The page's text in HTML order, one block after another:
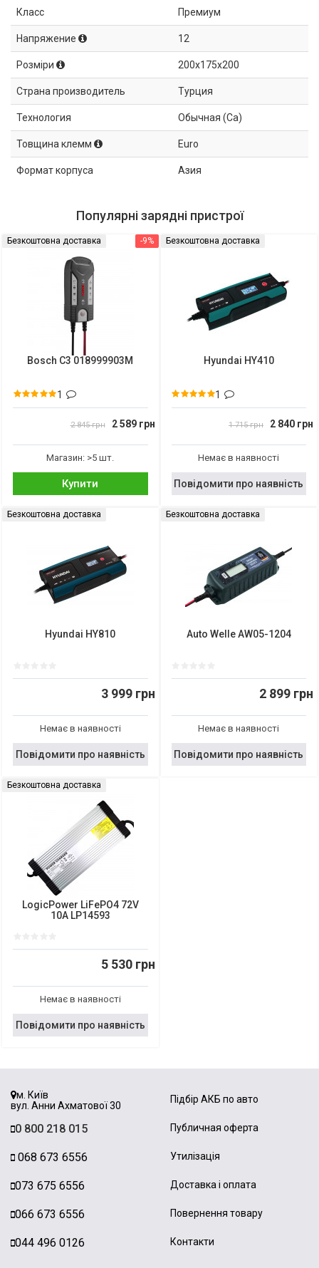
Класс Премиум
Напряжение 12
Розміри 200x175x200
Страна производитель Турция
Технология Обычная (Ca)
Товщина клемм Euro
Формат корпуса Азия
Популярні зарядні пристрої
-9%
Безкоштовна доставка
Bosch C3 018999903M
1
2 845 грн 2 589 грн
Магазин: >5 шт.
Купити
Безкоштовна доставка
Hyundai HY410
1
1 715 грн 2 840 грн
Немає в наявності
Повідомити про наявність
Безкоштовна доставка
Hyundai HY810
3 999 грн
Немає в наявності
Повідомити про наявність
Безкоштовна доставка
Auto Welle AW05-1204
2 899 грн
Немає в наявності
Повідомити про наявність
Безкоштовна доставка
LogicPower LiFePO4 72V
10A LP14593
5 530 грн
Немає в наявності
Повідомити про наявність
м. Київ
вул. Анни Ахматової 30
0 800 218 015
068 673 6556
073 675 6556
066 673 6556
044 496 0126
Підбір АКБ по авто
Публичная оферта
Утилізація
Доставка і оплата
Повернення товару
Контакти